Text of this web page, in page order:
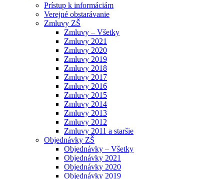
Prístup k informáciám
Verejné obstarávanie
Zmluvy ZŠ
Zmluvy – Všetky
Zmluvy 2021
Zmluvy 2020
Zmluvy 2019
Zmluvy 2018
Zmluvy 2017
Zmluvy 2016
Zmluvy 2015
Zmluvy 2014
Zmluvy 2013
Zmluvy 2012
Zmluvy 2011 a staršie
Objednávky ZŠ
Objednávky – Všetky
Objednávky 2021
Objednávky 2020
Objednávky 2019